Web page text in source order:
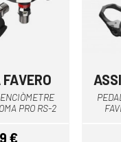
Negre
PRO RS-2
€